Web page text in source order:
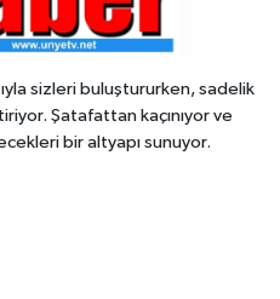
sizleri buluştururken, sadelik
Şatafattan kaçınıyor ve
bir altyapı sunuyor.